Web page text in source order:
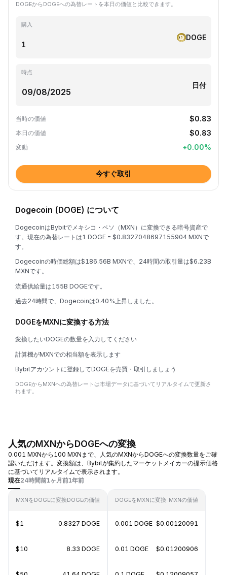
DOGEからDOGEへの為替レートを本日の価値と比較できます。
購入
DOGE
時点
日付
当時の価値 $0.83
本日の価値 $0.83
変動 +0.00%
今すぐ取引
Dogecoin (DOGE) について
DogecoinはBybitでメキシコ・ペソ（MXN）に変換できる暗号資産で
す。現在の為替レートは1 DOGE = $0.8327048697155904 MXNで
す。
Dogecoinの時価総額は$186.56B MXNで、24時間の取引量は$6.23B
MXNです。
流通供給量は155B DOGEです。
過去24時間で、Dogecoinは0.40%上昇しました。
DOGEをMXNに変換する方法
変換したいDOGEの数量を入力してください
計算機がMXNでの相当額を表示します
Bybitアカウントに登録してDOGEを売買・取引しましょう
DOGEからMXNへの為替レートは市場データに基づいてリアルタイムで更新さ
れます。
人気のMXNからDOGEへの変換
0.001 MXNから100 MXNまで、人気のMXNからDOGEへの変換数量をご確
認いただけます。変換額は、Bybitが集約したマーケットメイカーの提示価格
に基づいてリアルタイムで表示されます。
現在24時間前1ヶ月前1年前
MXNをDOGEに変換DOGEの価値
$1 0.8327 DOGE
$10 8.33 DOGE
DOGEをMXNに変換 MXNの価値
0.001 DOGE $0.00120091
0.01 DOGE $0.01200906